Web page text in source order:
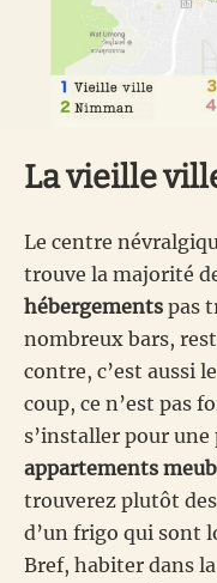
La vieille
Le centre
trouve la majorité
hébergements pas
nombreux bars,
contre, c’est aussi
coup, ce n’est pas
s’installer pour une
appartements
trouverez plutôt
d’un frigo qui sont
Bref, habiter dans